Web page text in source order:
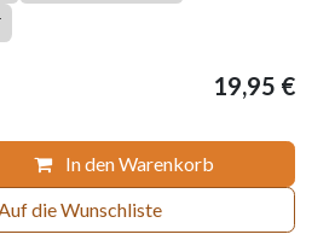
In den Warenkorb
die Wunschliste
19,95 €